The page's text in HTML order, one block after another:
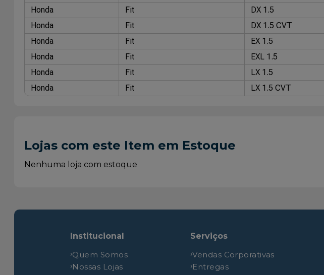
Honda
Fit DX 1.5
Honda
Fit DX 1.5 CVT
Honda
Fit EX 1.5
Honda
Fit EXL 1.5
Honda
Fit LX 1.5
Honda
Fit LX 1.5 CVT
Lojas com este Item em Estoque
Nenhuma loja com estoque
Institucional
Quem Somos
Nossas Lojas
Serviços
Vendas Corporativas
Entregas